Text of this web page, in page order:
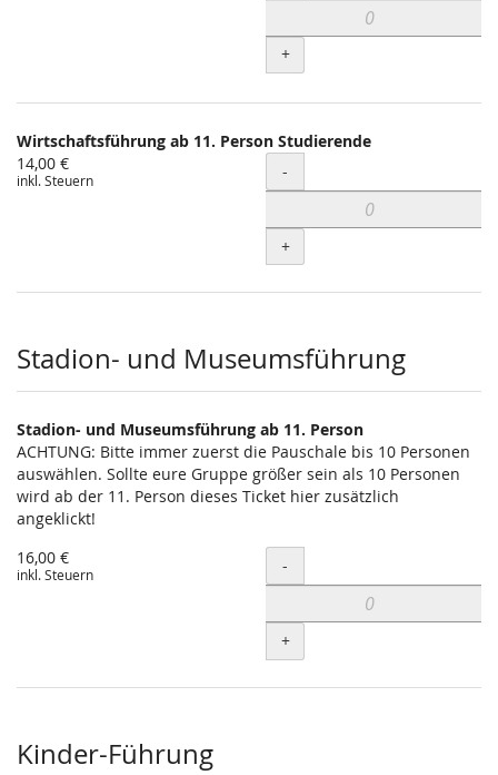
+
Wirtschaftsführung ab 11. Person Studierende
14,00 €
inkl. Steuern Menge
-
+
Stadion- und Museumsführung
Stadion- und Museumsführung ab 11. Person
ACHTUNG: Bitte immer zuerst die Pauschale bis 10 Personen
auswählen. Sollte eure Gruppe größer sein als 10 Personen
wird ab der 11. Person dieses Ticket hier zusätzlich
angeklickt!
16,00 €
inkl. Steuern Menge
-
+
Kinder-Führung